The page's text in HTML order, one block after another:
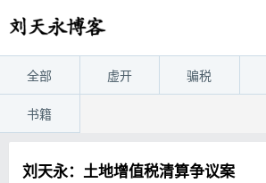
全部 虚开 骗税
书籍
刘天永：土地增值税清算争议案